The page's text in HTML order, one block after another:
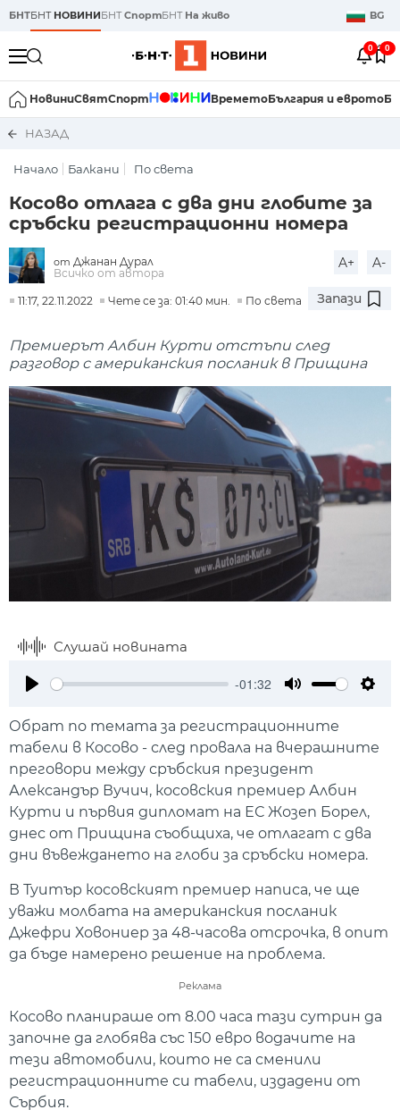
БНТБНТ НОВИНИБНТСпортБНТ На живо BG
0 0
НовиниСвятСпорт ВреметоБългария и еврото
НАЗАД
Начало Балкани По света
Косово отлага с два дни глобите за
сръбски регистрационни номера
от Джанан Дурал
Всичко от автора
A+ A-
11:17, 22.11.2022 Чете се за: 01:40 мин. По света Запази
Премиерът Албин Курти отстъпи след
разговор с американския посланик в Прищина
Слушай новината
-01:32
Обрат по темата за регистрационните
табели в Косово - след провала на вчерашните
преговори между сръбския президент
Александър Вучич, косовския премиер Албин
Курти и първия дипломат на ЕС Жозеп Борел,
днес от Прищина съобщиха, че отлагат с два
дни въвеждането на глоби за сръбски номера.
В Туитър косовският премиер написа, че ще
уважи молбата на американския посланик
Джефри Ховониер за 48-часова отсрочка, в опит
да бъде намерено решение на проблема.
Реклама
Косово планираше от 8.00 часа тази сутрин да
започне да глобява със 150 евро водачите на
тези автомобили, които не са сменили
регистрационните си табели, издадени от
Сърбия.